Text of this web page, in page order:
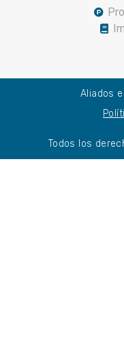
Aliados
Todos los